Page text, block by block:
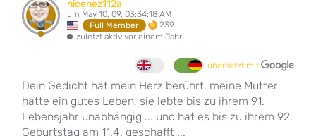
nicenez112a
um May 10, 09, 03:34:18 AM
Full Member
239
zuletzt aktiv vor einem Jahr
übersetzt mit
Dein Gedicht hat mein Herz berührt, meine Mutter
hatte ein gutes Leben, sie lebte bis zu ihrem 91.
Lebensjahr unabhängig ... und hat es bis zu ihrem 92.
Geburtstag am 11.4. geschafft ...